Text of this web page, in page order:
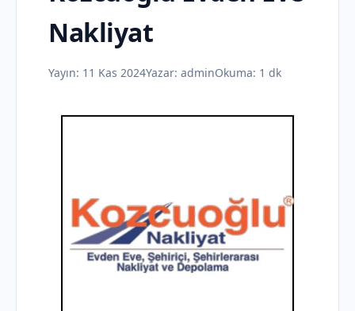
Nakliyat
Yayın: 11 Kas 2024Yazar: adminOkuma: 1 dk